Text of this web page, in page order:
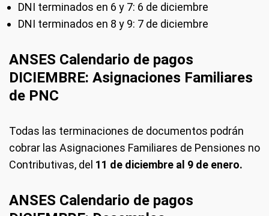
DNI terminados en 6 y 7: 6 de diciembre
DNI terminados en 8 y 9: 7 de diciembre
ANSES Calendario de pagos
DICIEMBRE: Asignaciones Familiares
de PNC
Todas las terminaciones de documentos podrán
cobrar las Asignaciones Familiares de Pensiones no
Contributivas, del 11 de diciembre al 9 de enero.
ANSES Calendario de pagos